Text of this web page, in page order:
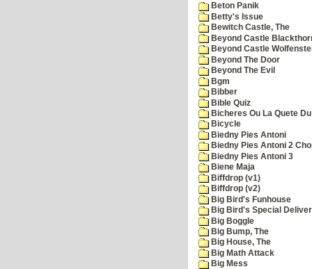
Beton Panik
Betty's Issue
Bewitch Castle, The
Beyond Castle
Beyond Castle
Beyond The Door
Beyond The Evil
Bgm
Bibber
Bible Quiz
Bicheres Ou La Quete
Bicycle
Biedny Pies Antoni
Biedny Pies Antoni 2
Biedny Pies Antoni 3
Biene Maja
Biffdrop (v1)
Biffdrop (v2)
Big Bird's Funhouse
Big Bird's Special
Big Boggle
Big Bump, The
Big House, The
Big Math Attack
Big Mess